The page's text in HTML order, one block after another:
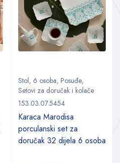
Stol, 6 osoba, Posuđe,
Setovi za doručak i kolače
153.03.07.5454
Karaca Marodisa
porculanski set za
doručak 32 dijela 6 osoba